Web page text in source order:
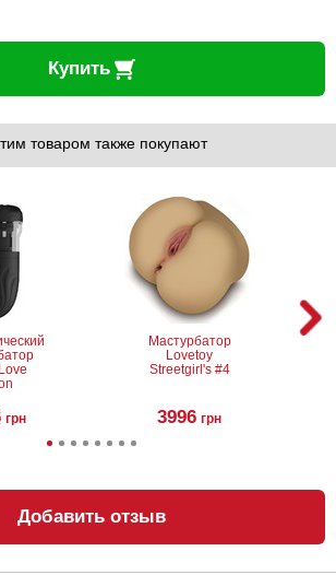
Купить
товаром также покупают
грн
Мастурбатор
Lovetoy
Streetgirl's #4
3996 грн
Добавить отзыв